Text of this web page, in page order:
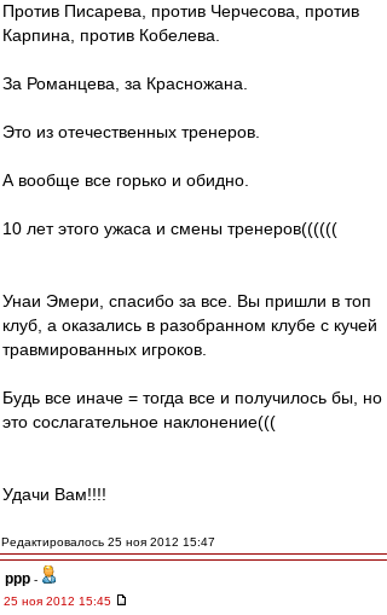
Против Писарева, против Черчесова, против
Карпина, против Кобелева.
За Романцева, за Красножана.
Это из отечественных тренеров.
А вообще все горько и обидно.
10 лет этого ужаса и смены тренеров((((((
Унаи Эмери, спасибо за все. Вы пришли в топ
клуб, а оказались в разобранном клубе с кучей
травмированных игроков.
Будь все иначе = тогда все и получилось бы, но
это сослагательное наклонение(((
Удачи Вам!!!!
Редактировалось 25 ноя 2012 15:47
ppp -
25 ноя 2012 15:45